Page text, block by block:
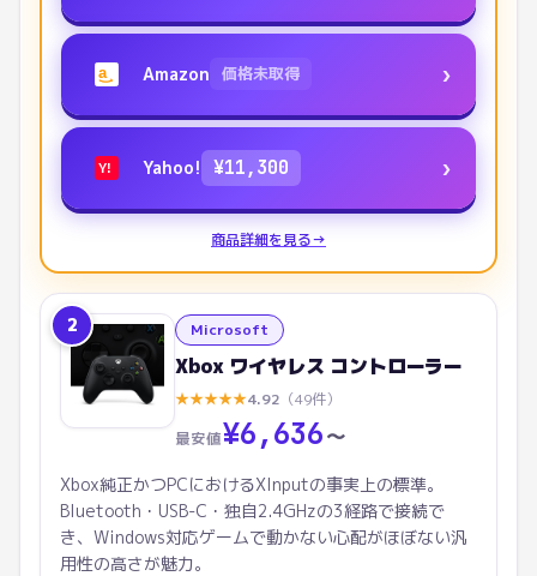
a Amazon 価格未取得 ›
Y! Yahoo! ¥11,300 ›
商品詳細を見る→
2 Microsoft
Xbox ワイヤレス コントローラー
★★★★★4.92 （49件）
最安値¥6,636〜
Xbox純正かつPCにおけるXInputの事実上の標準。
Bluetooth・USB-C・独自2.4GHzの3経路で接続で
き、Windows対応ゲームで動かない心配がほぼない汎
用性の高さが魅力。